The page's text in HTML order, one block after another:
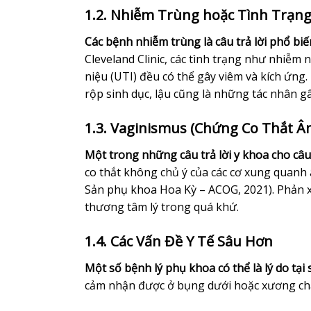
1.2. Nhiễm Trùng hoặc Tình
Các bệnh nhiễm trùng là câu trả lời phổ
Cleveland Clinic, các tình trạng như
niệu (UTI) đều có thể gây viêm và kích
rộp sinh dục, lậu cũng là những tác nhân
1.3. Vaginismus (Chứng Co Thắt
Một trong những câu trả lời y khoa cho
co thắt không chủ ý của các cơ xung
Sản phụ khoa Hoa Kỳ – ACOG, 2021).
thương tâm lý trong quá khứ.
1.4. Các Vấn Đề Y Tế Sâu Hơn
Một số bệnh lý phụ khoa có thể là lý do
cảm nhận được ở bụng dưới hoặc xương